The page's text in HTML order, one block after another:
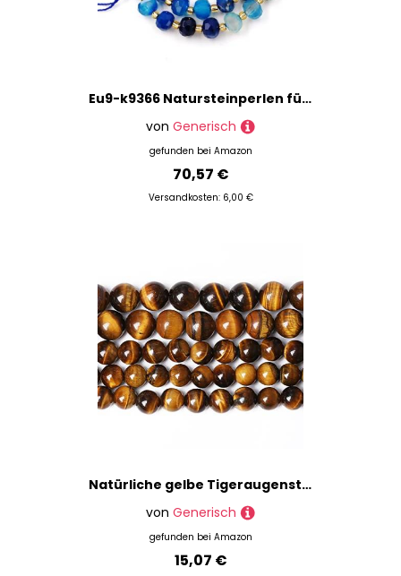
Eu9-k9366 Natursteinperlen für Armbänder, Halsketten, 5 Stränge und eine Rolle, Schnur innen, facettierte Rondelle, blauer gestreifter Achat, 8 mm, 5 Stränge und eine Rolle
von Generisch
gefunden bei Amazon
70,57 €
Versandkosten: 6,00 €
Natürliche gelbe Tigeraugensteinperlen, Halbedelstein, rund, lose für Schmuckherstellung, 38,1 cm, DIY-Armband, Halskette, Ohrringe, 4 mm, 90 Stück (gelber Tigerauge, 4 mm)
von Generisch
gefunden bei Amazon
15,07 €